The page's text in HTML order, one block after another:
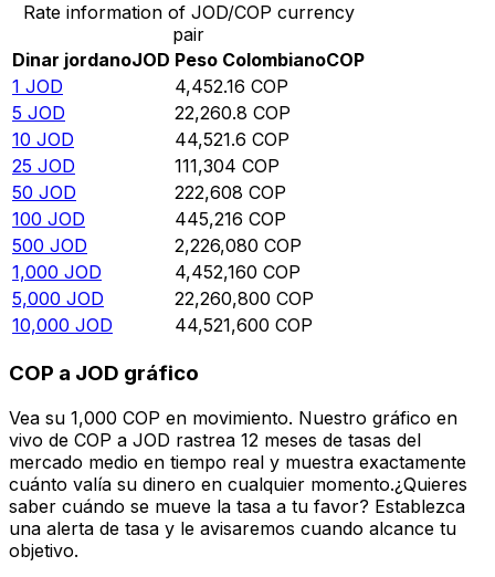
Rate information of JOD/COP currency
pair
Dinar jordanoJOD Peso ColombianoCOP
1 JOD 4,452.16 COP
5 JOD 22,260.8 COP
10 JOD 44,521.6 COP
25 JOD 111,304 COP
50 JOD 222,608 COP
100 JOD 445,216 COP
500 JOD 2,226,080 COP
1,000 JOD 4,452,160 COP
5,000 JOD 22,260,800 COP
10,000 JOD 44,521,600 COP
COP a JOD gráfico
Vea su 1,000 COP en movimiento. Nuestro gráfico en
vivo de COP a JOD rastrea 12 meses de tasas del
mercado medio en tiempo real y muestra exactamente
cuánto valía su dinero en cualquier momento.¿Quieres
saber cuándo se mueve la tasa a tu favor? Establezca
una alerta de tasa y le avisaremos cuando alcance tu
objetivo.